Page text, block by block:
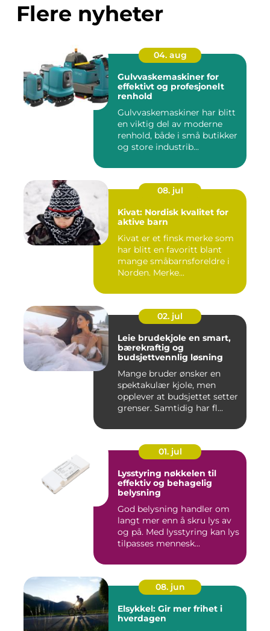
Flere nyheter
04. aug
Gulvvaskemaskiner for
effektivt og profesjonelt
renhold
Gulvvaskemaskiner har blitt
en viktig del av moderne
renhold, både i små butikker
og store industrib...
08. jul
Kivat: Nordisk kvalitet for
aktive barn
Kivat er et finsk merke som
har blitt en favoritt blant
mange småbarnsforeldre i
Norden. Merke...
02. jul
Leie brudekjole en smart,
bærekraftig og
budsjettvennlig løsning
Mange bruder ønsker en
spektakulær kjole, men
opplever at budsjettet setter
grenser. Samtidig har fl...
01. jul
Lysstyring nøkkelen til
effektiv og behagelig
belysning
God belysning handler om
langt mer enn å skru lys av
og på. Med lysstyring kan lys
tilpasses mennesk...
08. jun
Elsykkel: Gir mer frihet i
hverdagen